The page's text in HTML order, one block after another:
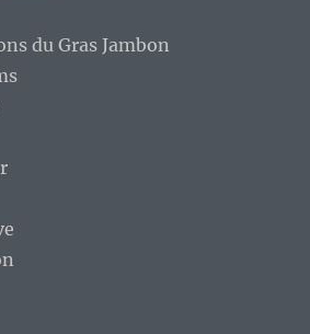
du Gras Jambon